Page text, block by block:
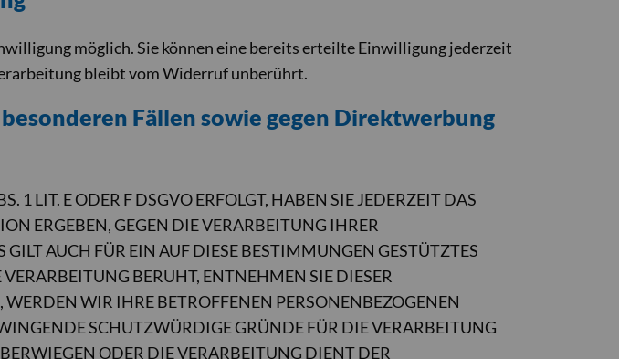
möglich. Sie können eine bereits erteilte Einwilligung jederzeit
bleibt vom Widerruf unberührt.
Fällen sowie gegen Direktwerbung
LIT. E ODER F DSGVO ERFOLGT, HABEN SIE JEDERZEIT DAS
ERGEBEN, GEGEN DIE VERARBEITUNG IHRER
AUCH FÜR EIN AUF DIESE BESTIMMUNGEN GESTÜTZTES
BERUHT, ENTNEHMEN SIE DIESER
WIR IHRE BETROFFENEN PERSONENBEZOGENEN
SCHUTZWÜRDIGE GRÜNDE FÜR DIE VERARBEITUNG
ODER DIE VERARBEITUNG DIENT DER